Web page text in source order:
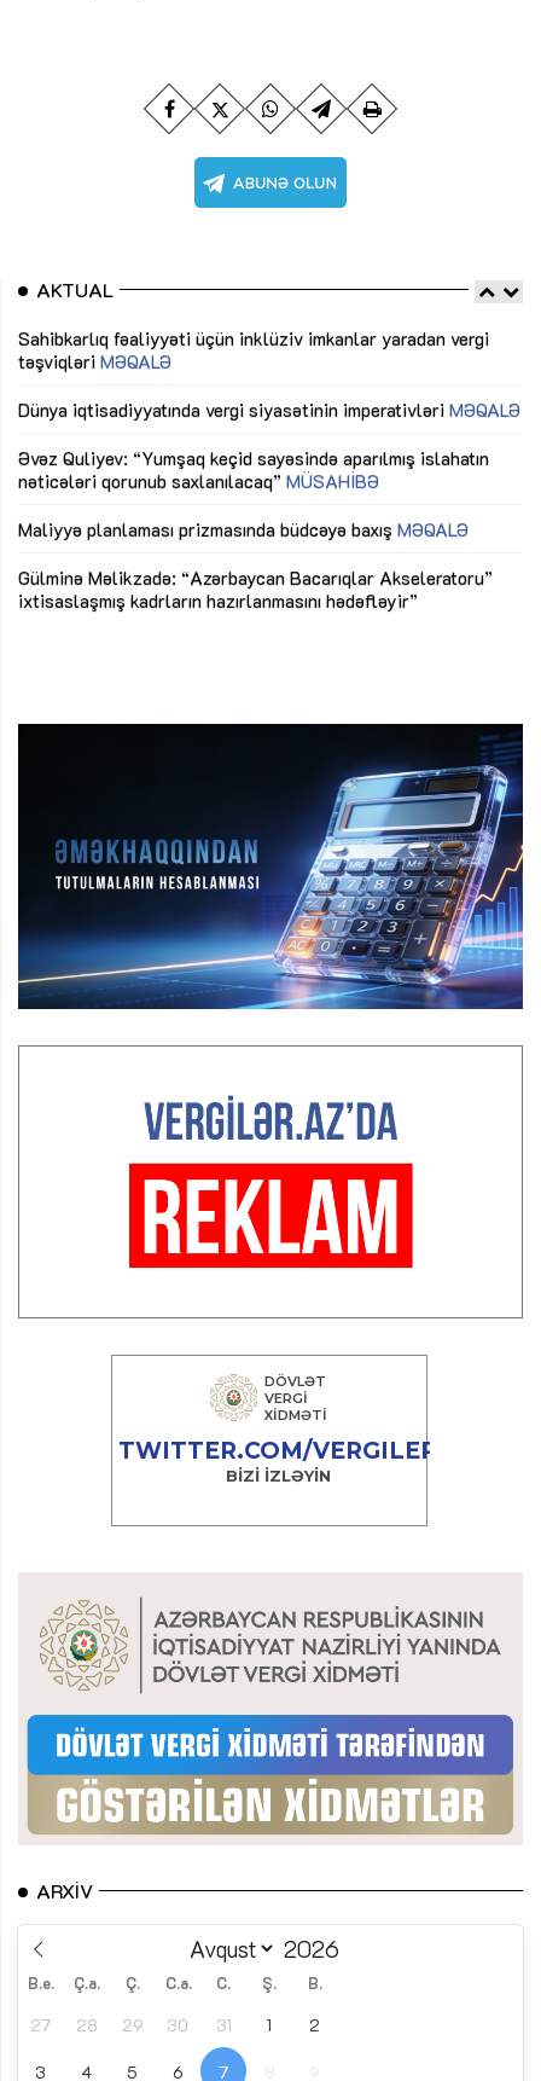
AKTUAL
Sahibkarlıq fəaliyyəti üçün inklüziv imkanlar yaradan vergi
təşviqləri MƏQALƏ
Dünya iqtisadiyyatında vergi siyasətinin imperativləri MƏQALƏ
Əvəz Quliyev: “Yumşaq keçid sayəsində aparılmış islahatın
nəticələri qorunub saxlanılacaq” MÜSAHİBƏ
Maliyyə planlaması prizmasında büdcəyə baxış MƏQALƏ
Gülminə Məlikzadə: “Azərbaycan Bacarıqlar Akseleratoru”
ixtisaslaşmış kadrların hazırlanmasını hədəfləyir”
ARXIV
B.e. Ç.a. Ç. C.a. C. Ş. B.
27 28 29 30 31 1 2
3 4 5 6 7